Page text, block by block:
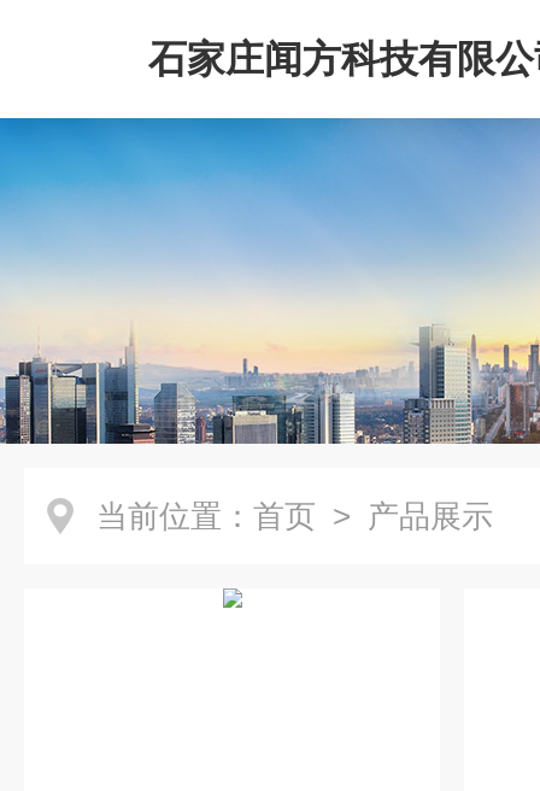
石家庄闻方科技有限
当前位置： 首页 > 产品展示